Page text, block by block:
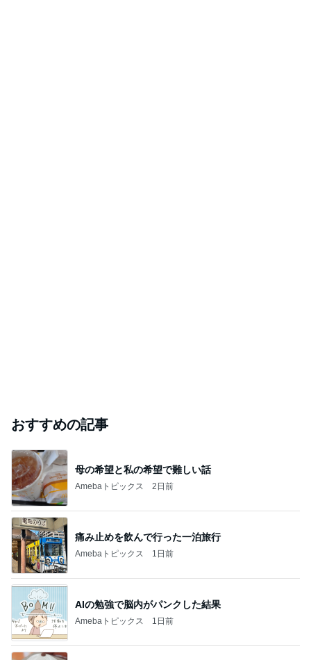
おすすめの記事
母の希望と私の希望で難しい話
Amebaトピックス 2日前
痛み止めを飲んで行った一泊旅行
Amebaトピックス 1日前
AIの勉強で脳内がパンクした結果
Amebaトピックス 1日前